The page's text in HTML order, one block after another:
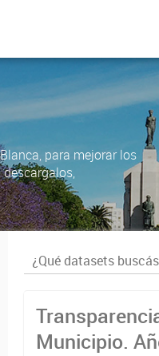
para mejorar los
Municipio.